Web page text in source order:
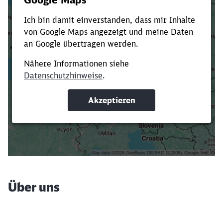
Verkürze die Ladezeit, indem du Suchbegriffe
oder Filter hinzufügst.
Suchbegriffe eingeben
Filter setzen
Über uns